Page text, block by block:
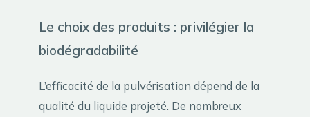
Le choix des produits : privilégier la
biodégradabilité
L’efficacité de la pulvérisation dépend de la
qualité du liquide projeté. De nombreux